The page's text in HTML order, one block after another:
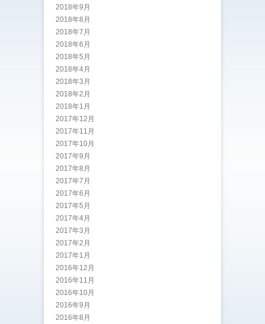
2018年9月
2018年8月
2018年7月
2018年6月
2018年5月
2018年4月
2018年3月
2018年2月
2018年1月
2017年12月
2017年11月
2017年10月
2017年9月
2017年8月
2017年7月
2017年6月
2017年5月
2017年4月
2017年3月
2017年2月
2017年1月
2016年12月
2016年11月
2016年10月
2016年9月
2016年8月